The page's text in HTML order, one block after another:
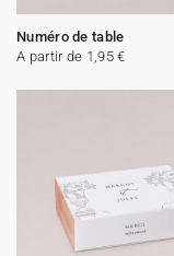
Numéro de table
A partir de 1,95 €